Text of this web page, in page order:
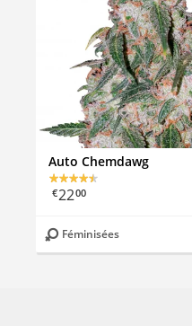
Auto Chemdawg
€2200
Féminisées